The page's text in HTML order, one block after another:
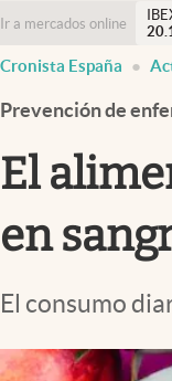
Ir a mercados online
Cronista España
Prevención de
El
en
El consumo